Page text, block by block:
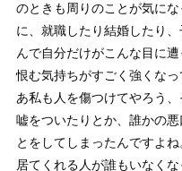
のときも周りのことが気に
に、就職したり結婚したり
んで自分だけがこんな目に
恨む気持ちがすごく強くな
あ私も人を傷つけてやろう
嘘をついたりとか、誰かの
とをしてしまったんですよ
居てくれる人が誰もいなく